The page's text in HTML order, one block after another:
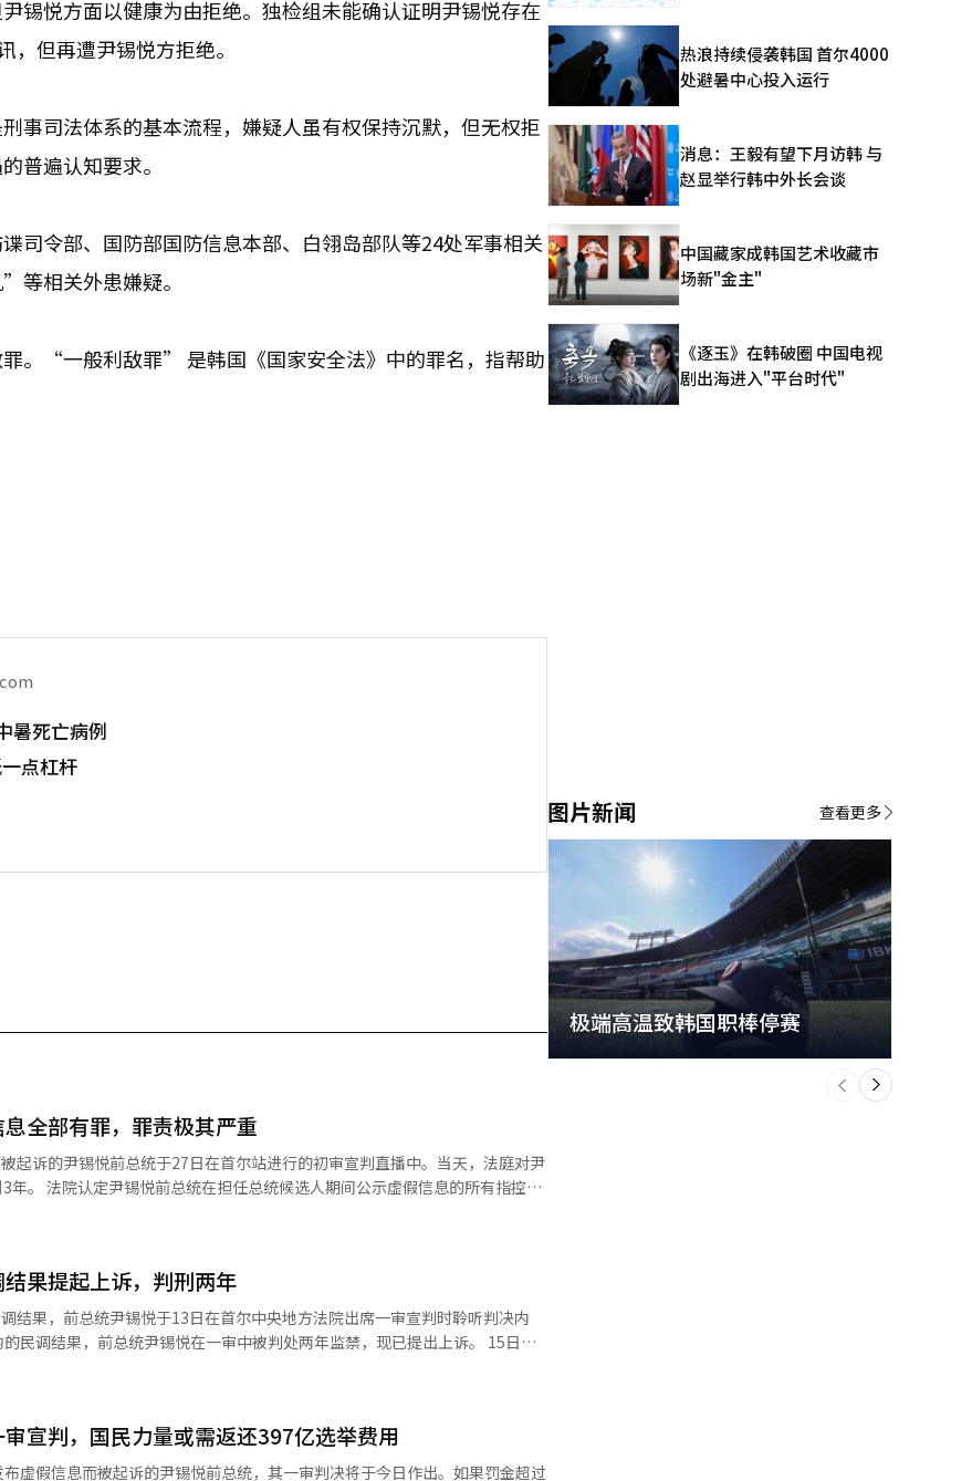
锡悦方面以健康为由拒绝。独检组未能确认证明尹锡悦存在
但再遭尹锡悦方拒绝。
事司法体系的基本流程，嫌疑人虽有权保持沉默，但无权拒
普遍认知要求。
司令部、国防部国防信息本部、白翎岛部队等24处军事相关
等相关外患嫌疑。
。“一般利敌罪” 是韩国《国家安全法》中的罪名，指帮助
暑死亡病例
点杠杆
全部有罪，罪责极其严重
起诉的尹锡悦前总统于27日在首尔站进行的初审宣判直播中。当天，法庭对尹
所有指控均
的虚假言论罪责极其严重。 首尔中央地方法院刑事合议21部
不仅包括正式的委托书提交，还包括事件相关人与律师之间的接触安
的录音及过去的听证会证词综合来看，被告尽管直接参与了与该律师的联
主导的具体
的主张，明确指出
内人士介绍而偶然见面”，这一说法与客观事实不符。 对此，法庭指
术影响力，直接关系到选民的公正判断，这是一个重大问题。”并批评
果提起上诉，判刑两年
结果，前总统尹锡悦于13日在首尔中央地方法院出席一审宣判时聆听判决内
方法院刑事合议33部（李振官法官）提交了上诉状。 同日，名太均也
13日，一审法庭认定尹锡悦无偿接受了14次民调，判处其两年监禁并追缴
宣判，国民力量或需返还397亿选举费用
热浪持续侵袭韩国 首尔4000
处避暑中心投入运行
消息：王毅有望下月访韩 与
赵显举行韩中外长会谈
中国藏家成韩国艺术收藏市
场新"金主"
《逐玉》在韩破圈 中国电视
剧出海进入"平台时代"
图片新闻
极端高温致韩国职棒停赛
下
一
个
查看更多